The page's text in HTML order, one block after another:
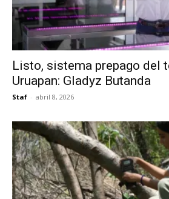
Listo, sistema prepago del
Uruapan: Gladyz Butanda
Staf - abril 8, 2026